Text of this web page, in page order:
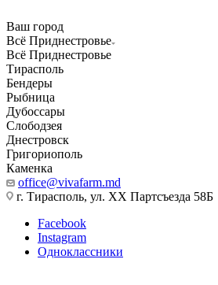
Ваш город
Всё Приднестровье
Всё Приднестровье
Тирасполь
Бендеры
Рыбница
Дубоссары
Слободзея
Днестровск
Григориополь
Каменка
office@vivafarm.md
г. Тирасполь, ул. ХХ Партсъезда 58Б
Facebook
Instagram
Одноклассники